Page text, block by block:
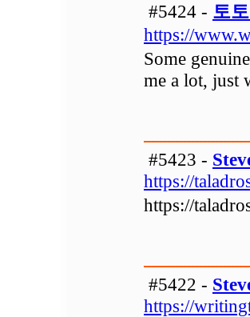
#5424 - 토
https://
Some
me a lot, just
#5423 -
https://
https://
#5422 -
https://